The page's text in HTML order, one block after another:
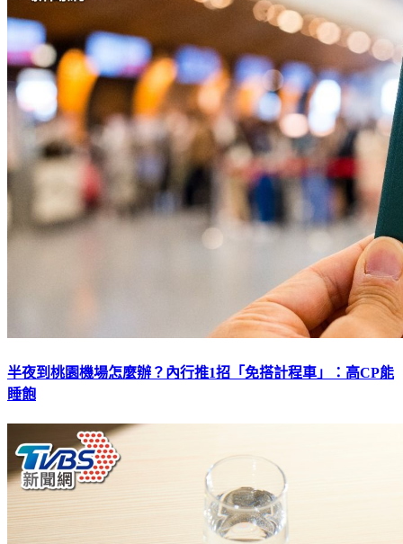
半夜到桃園機場怎麼辦？內行推1招「免搭計程車」：高CP能
睡飽